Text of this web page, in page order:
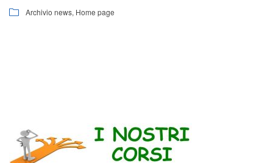
Archivio news, Home page